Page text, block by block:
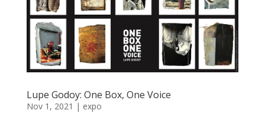
Lupe Godoy: One Box, One Voice
Nov 1, 2021 | expo